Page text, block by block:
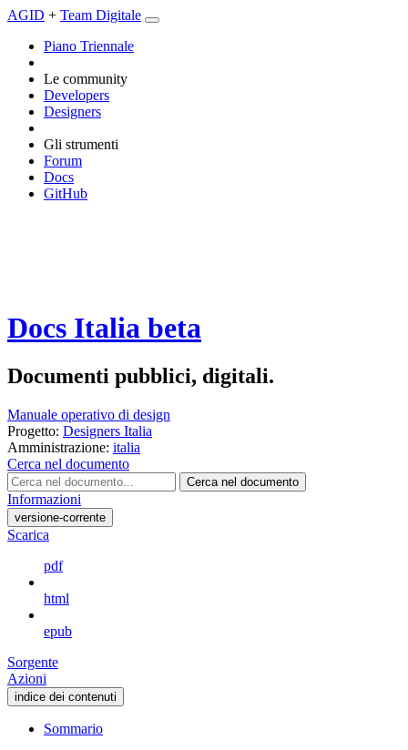
AGID + Team Digitale
Piano Triennale
Le community
Developers
Designers
Gli strumenti
Forum
Docs
GitHub
Docs Italia beta
Documenti pubblici, digitali.
Manuale operativo di design
Progetto: Designers Italia
Amministrazione: italia
Cerca nel documento
Cerca nel documento
Informazioni
versione-corrente
Scarica
pdf
html
epub
Sorgente
Azioni
indice dei contenuti
Sommario